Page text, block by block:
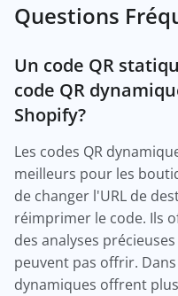
Questions
Un code QR
code QR
Shopify?
Les codes QR
meilleurs pour les
de changer l'URL de
réimprimer le code. Ils
des analyses
peuvent pas offrir.
dynamiques offrent